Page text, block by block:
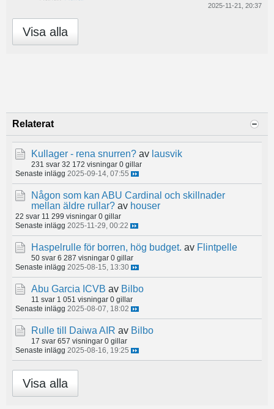
2025-11-21, 20:37
Visa alla
Relaterat
Kullager - rena snurren? av lausvik
231 svar 32 172 visningar 0 gillar
Senaste inlägg 2025-09-14, 07:55
Någon som kan ABU Cardinal och skillnader
mellan äldre rullar? av houser
22 svar 11 299 visningar 0 gillar
Senaste inlägg 2025-11-29, 00:22
Haspelrulle för borren, hög budget. av Flintpelle
50 svar 6 287 visningar 0 gillar
Senaste inlägg 2025-08-15, 13:30
Abu Garcia ICVB av Bilbo
11 svar 1 051 visningar 0 gillar
Senaste inlägg 2025-08-07, 18:02
Rulle till Daiwa AIR av Bilbo
17 svar 657 visningar 0 gillar
Senaste inlägg 2025-08-16, 19:25
Visa alla